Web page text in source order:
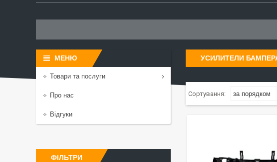
УСИЛИТЕЛИ
Товари та послуги
Про нас
Відгуки
ФІЛЬТРИ